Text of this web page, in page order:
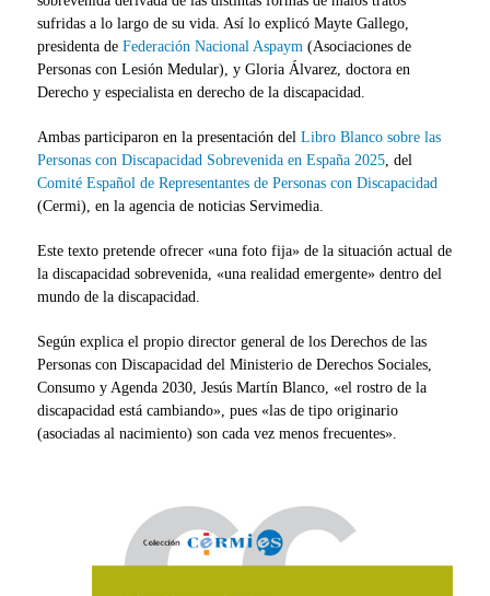
sufridas a lo largo de su vida. Así lo explicó Mayte Gallego,
presidenta deFederación Nacional Aspaym (Asociaciones de
Personas con Lesión Medular), y Gloria Álvarez, doctora en
Derecho y especialista en derecho de la discapacidad.
Ambas participaron en la presentación delLibro Blanco sobre las
Personas con Discapacidad Sobrevenida en España 2025 , del
Comité Español de Representantes de Personas con Discapacidad
(Cermi), en la agencia de noticias Servimedia.
Este texto pretende ofrecer «una foto fija» de la situación actual de
la discapacidad sobrevenida, «una realidad emergente» dentro del
mundo de la discapacidad.
Según explica el propio director general de los Derechos de las
Personas con Discapacidad del Ministerio de Derechos Sociales,
Consumo y Agenda 2030, Jesús Martín Blanco, «el rostro de la
discapacidad está cambiando», pues «las de tipo originario
(asociadas al nacimiento) son cada vez menos frecuentes».